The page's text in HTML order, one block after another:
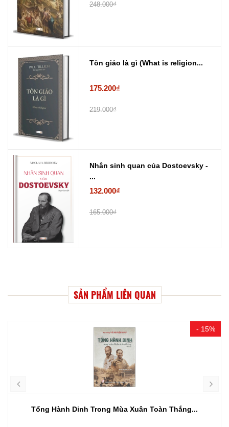
248.000₫
Tôn giáo là gì (What is religion...
175.200₫
219.000₫
Nhân sinh quan của Dostoevsky -
...
132.000₫
165.000₫
SẢN PHẨM LIÊN QUAN
- 15%
Tổng Hành Dinh Trong Mùa Xuân Toàn Thắng...